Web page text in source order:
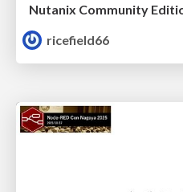
Nutanix Community
ricefield66